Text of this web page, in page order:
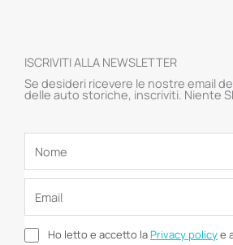
ISCRIVITI ALLA NEWSLETTER
Se desideri ricevere le nostre email
delle auto storiche, inscriviti. Niente
Ho letto e accetto laPrivacy policye